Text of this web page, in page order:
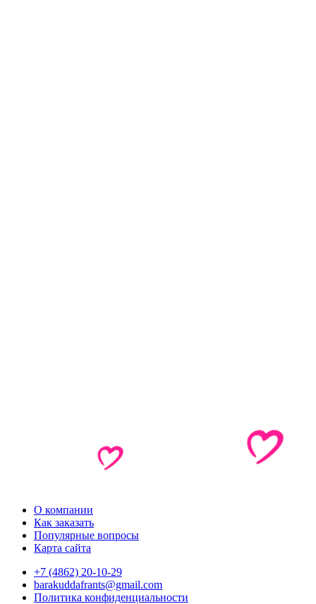
О компании
Как заказать
Популярные вопросы
Карта сайта
+7 (4862) 20-10-29
barakuddafrants@gmail.com
Политика конфиденциальности